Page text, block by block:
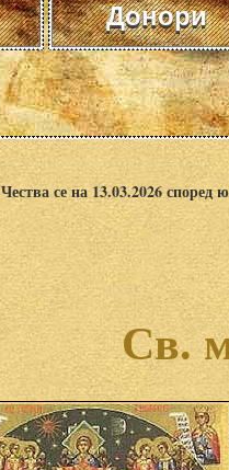
Донори
Чества се на 13.03.2026 според
Св.